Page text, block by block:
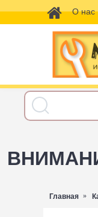
О нас
Главная